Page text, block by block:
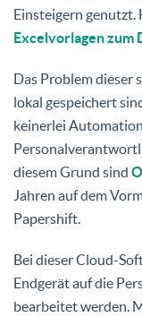
Einsteigern
Excelvorlagen zum
Das Problem dieser
lokal gespeichert
keinerlei
diesem Grund sind
Jahren auf dem
Papershift.
Bei dieser Cloud-
Endgerät auf die
bearbeitet werden.